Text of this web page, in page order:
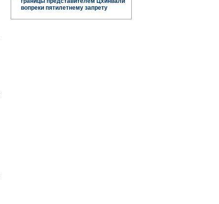
границы представителем Цхинвали
вопреки пятилетнему запрету